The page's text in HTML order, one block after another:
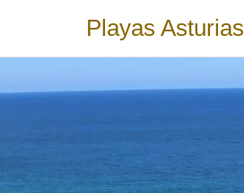
Playas Asturias